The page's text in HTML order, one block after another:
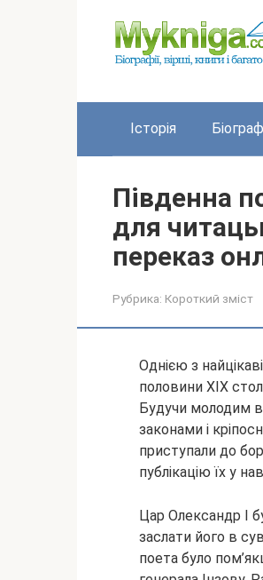
Історія
Південна
для
переказ
Рубрика: Короткий зміст
Однією з
половини ХІХ
Будучи молодим
законами і
приступали до
публікацію їх у
Цар Олександр I
заслати його в
поета було